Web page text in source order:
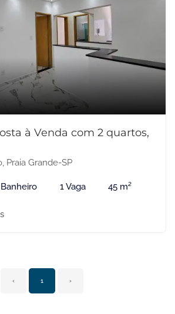
à Venda com 2 quartos,
Praia Grande-SP
1 Vaga 45 m²
‹ 1 ›